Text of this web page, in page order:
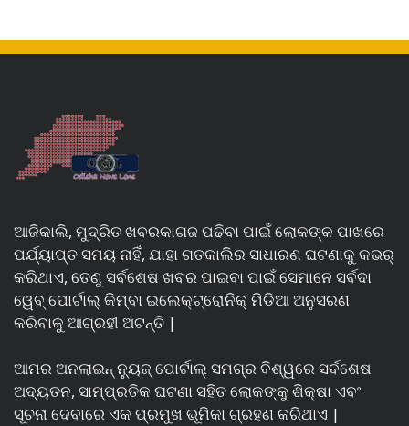
ଆଜିକାଲି, ମୁଦ୍ରିତ ଖବରକାଗଜ ପଢିବା ପାଇଁ ଲୋକଙ୍କ ପାଖରେ
ପର୍ଯ୍ୟାପ୍ତ ସମୟ ନାହିଁ, ଯାହା ଗତକାଲିର ସାଧାରଣ ଘଟଣାକୁ କଭର୍
କରିଥାଏ, ତେଣୁ ସର୍ବଶେଷ ଖବର ପାଇବା ପାଇଁ ସେମାନେ ସର୍ବଦା
ୱେବ୍ ପୋର୍ଟାଲ୍ କିମ୍ବା ଇଲେକ୍ଟ୍ରୋନିକ୍ ମିଡିଆ ଅନୁସରଣ
କରିବାକୁ ଆଗ୍ରହୀ ଅଟନ୍ତି |
ଆମର ଅନଲାଇନ୍ ନ୍ୟୁଜ୍ ପୋର୍ଟାଲ୍ ସମଗ୍ର ବିଶ୍ୱରେ ସର୍ବଶେଷ
ଅଦ୍ୟତନ, ସାମ୍ପ୍ରତିକ ଘଟଣା ସହିତ ଲୋକଙ୍କୁ ଶିକ୍ଷା ଏବଂ
ସୂଚନା ଦେବାରେ ଏକ ପ୍ରମୁଖ ଭୂମିକା ଗ୍ରହଣ କରିଥାଏ |